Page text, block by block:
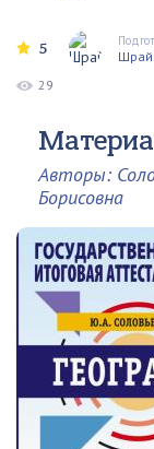
5
29
Авторы:
Борисовна